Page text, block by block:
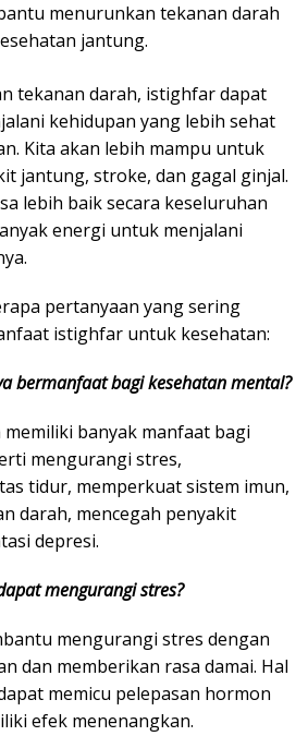
menurunkan tekanan darah
jantung.
tekanan darah, istighfar dapat
kehidupan yang lebih sehat
Kita akan lebih mampu untuk
jantung, stroke, dan gagal ginjal.
lebih baik secara keseluruhan
energi untuk menjalani
pertanyaan yang sering
istighfar untuk kesehatan:
bermanfaat bagi kesehatan mental?
banyak manfaat bagi
mengurangi stres,
tidur, memperkuat sistem imun,
darah, mencegah penyakit
depresi.
mengurangi stres?
mengurangi stres dengan
dan memberikan rasa damai. Hal
memicu pelepasan hormon
efek menenangkan.